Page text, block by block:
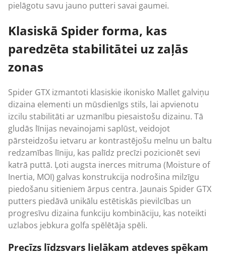
pielāgotu savu jauno putteri savai gaumei.
Klasiskā Spider forma, kas
paredzēta stabilitātei uz zaļās
zonas
Spider GTX izmantoti klasiskie ikonisko Mallet galviņu
dizaina elementi un mūsdienīgs stils, lai apvienotu
izcilu stabilitāti ar uzmanību piesaistošu dizainu. Tā
gludās līnijas nevainojami saplūst, veidojot
pārsteidzošu ietvaru ar kontrastējošu melnu un baltu
redzamības līniju, kas palīdz precīzi pozicionēt sevi
katrā puttā. Ļoti augsta inerces mitruma (Moisture of
Inertia, MOI) galvas konstrukcija nodrošina milzīgu
piedošanu sitieniem ārpus centra. Jaunais Spider GTX
putters piedāvā unikālu estētiskās pievilcības un
progresīvu dizaina funkciju kombināciju, kas noteikti
uzlabos jebkura golfa spēlētāja spēli.
Precīzs līdzsvars lielākam atdeves spēkam